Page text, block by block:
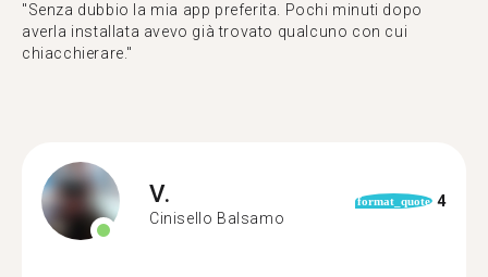
"Senza dubbio la mia app preferita. Pochi minuti dopo
averla installata avevo già trovato qualcuno con cui
chiacchierare."
V.
Cinisello Balsamo
format_quote 4